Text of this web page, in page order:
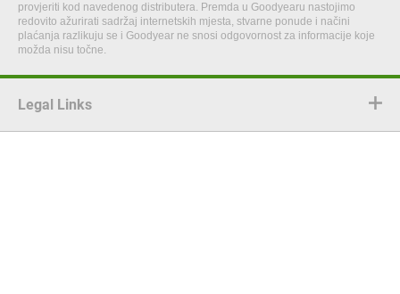
provjeriti kod navedenog distributera. Premda u Goodyearu nastojimo
redovito ažurirati sadržaj internetskih mjesta, stvarne ponude i načini
plaćanja razlikuju se i Goodyear ne snosi odgovornost za informacije koje
možda nisu točne.
Legal Links